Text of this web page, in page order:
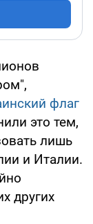
флаг
это тем,
лишь
и Италии.
других